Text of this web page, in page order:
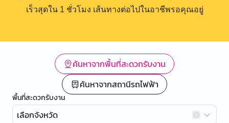
เร็วสุดใน 1 ชั่วโมง เส้นทางต่อไปในอาชีพรอคุณอยู่
ค้นหาจากพื้นที่สะดวกรับงาน
ค้นหาจากสถานีรถไฟฟ้า
พื้นที่สะดวกรับงาน
เลือกจังหวัด